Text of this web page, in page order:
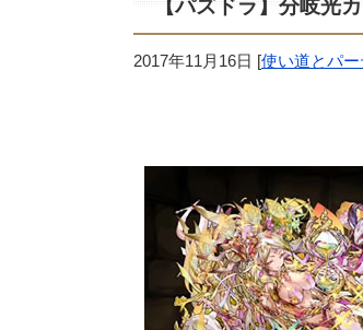
【パズドラ】分岐光
2017年11月16日 [使い道とパー